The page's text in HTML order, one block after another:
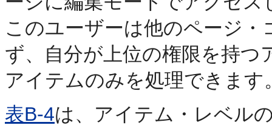
このユーザーは他のページ
ず、自分が上位の権限を持
アイテムのみを処理できます
表B-4は、アイテム・レベル